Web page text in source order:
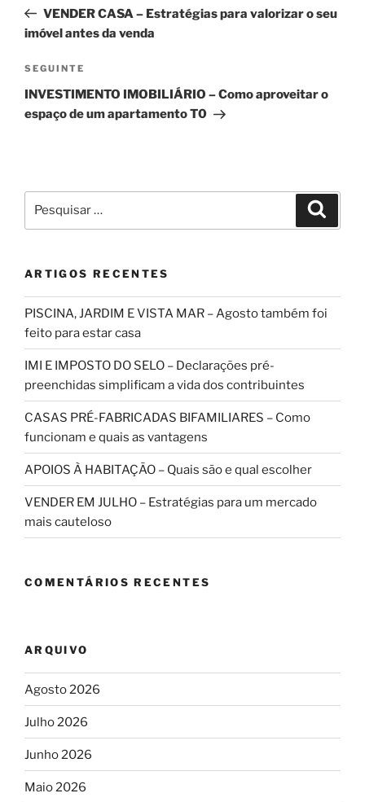
artigos
anterior
VENDER CASA – Estratégias para valorizar o seu
imóvel antes da venda
Conteúdo
seguinte
SEGUINTE
INVESTIMENTO IMOBILIÁRIO – Como aproveitar o
espaço de um apartamento T0
por:
ARTIGOS RECENTES
PISCINA, JARDIM E VISTA MAR – Agosto também foi
feito para estar casa
IMI E IMPOSTO DO SELO – Declarações pré-
preenchidas simplificam a vida dos contribuintes
CASAS PRÉ-FABRICADAS BIFAMILIARES – Como
funcionam e quais as vantagens
APOIOS À HABITAÇÃO – Quais são e qual escolher
VENDER EM JULHO – Estratégias para um mercado
mais cauteloso
COMENTÁRIOS RECENTES
ARQUIVO
Agosto 2026
Julho 2026
Junho 2026
Maio 2026